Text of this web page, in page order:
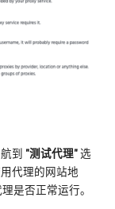
到 "测试代理"选
代理的网站地
是否正常运行。